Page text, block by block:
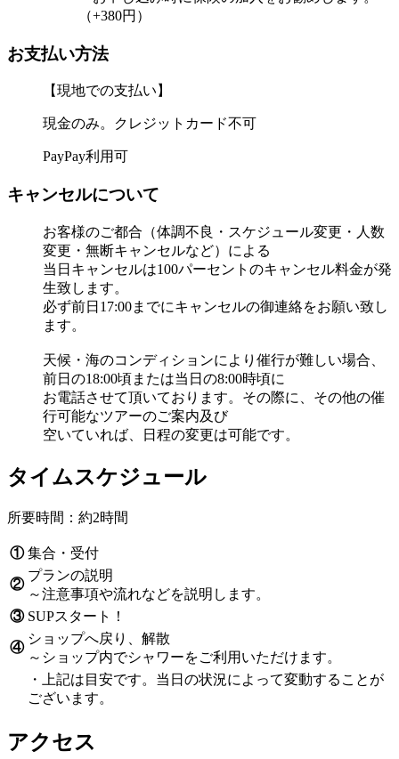
（+380円）
お支払い方法
【現地での支払い】
現金のみ。クレジットカード不可
PayPay利用可
キャンセルについて
お客様のご都合（体調不良・スケジュール変更・人数
変更・無断キャンセルなど）による
当日キャンセルは100パーセントのキャンセル料金が発
生致します。
必ず前日17:00までにキャンセルの御連絡をお願い致し
ます。
天候・海のコンディションにより催行が難しい場合、
前日の18:00頃または当日の8:00時頃に
お電話させて頂いております。その際に、その他の催
行可能なツアーのご案内及び
空いていれば、日程の変更は可能です。
タイムスケジュール
所要時間：約2時間
① 集合・受付
②
プランの説明
～注意事項や流れなどを説明します。
③ SUPスタート！
④
ショップへ戻り、解散
～ショップ内でシャワーをご利用いただけます。
・上記は目安です。当日の状況によって変動することが
ございます。
アクセス